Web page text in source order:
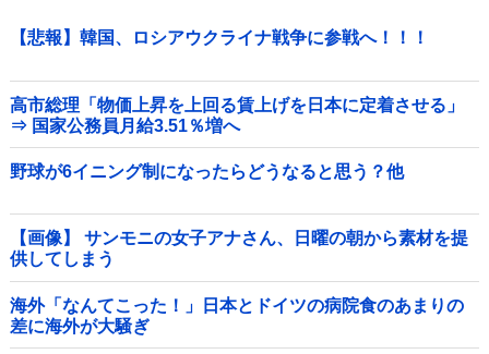
【悲報】韓国、ロシアウクライナ戦争に参戦へ！！！
高市総理「物価上昇を上回る賃上げを日本に定着させる」
⇒ 国家公務員月給3.51％増へ
野球が6イニング制になったらどうなると思う？他
【画像】 サンモニの女子アナさん、日曜の朝から素材を提
供してしまう
海外「なんてこった！」日本とドイツの病院食のあまりの
差に海外が大騒ぎ